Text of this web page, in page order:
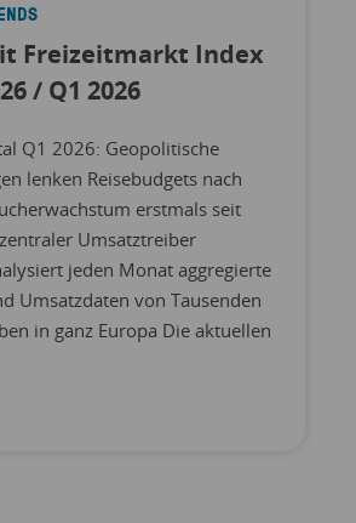
Freizeitmarkt Index
/ Q1 2026
Q1 2026: Geopolitische
lenken Reisebudgets nach
erstmals seit
Umsatztreiber
jeden Monat aggregierte
Umsatzdaten von Tausenden
in ganz Europa Die aktuellen